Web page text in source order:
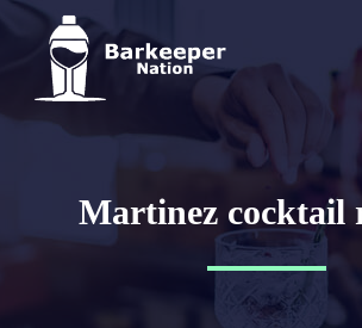
Martinez cocktail